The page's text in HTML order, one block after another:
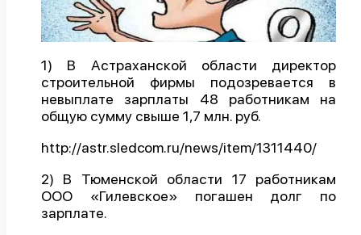
Отчеты
Предложить публикацию
Справочник
API
О проекте
Политика конфиденциальности
1) В Астраханской области директор
строительной фирмы подозревается в
невыплате зарплаты 48 работникам на
общую сумму свыше 1,7 млн. руб.
http://astr.sledcom.ru/news/item/1311440/
2) В Тюменской области 17 работникам
ООО «Гилевское» погашен долг по
зарплате.